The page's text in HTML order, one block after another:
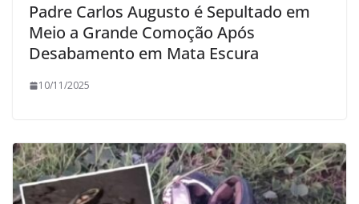
Padre Carlos Augusto é Sepultado em
Meio a Grande Comoção Após
Desabamento em Mata Escura
10/11/2025